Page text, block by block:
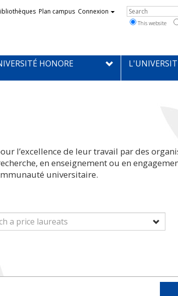
Plan campus Connexion Rechercher
This website
HONORE
l’excellence de leur travail par des
en enseignement ou en
universitaire.